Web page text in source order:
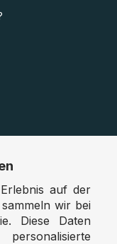
auf der
wir bei
Diese Daten